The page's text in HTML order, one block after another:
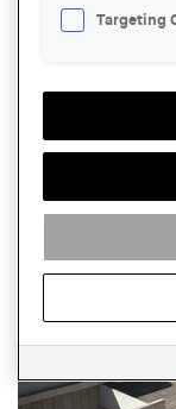
LOCATION:
Barcelona
Globus Vermell
TIPUS D'ACTE:
IMATGE DE
Targeting